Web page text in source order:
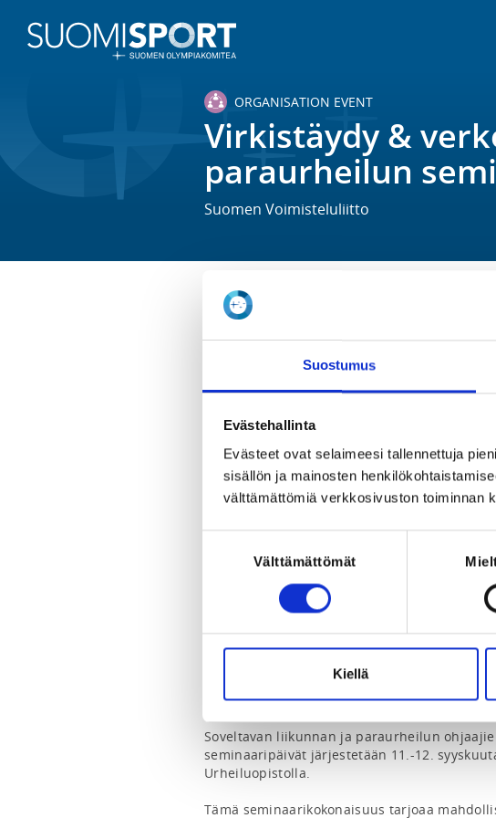
Suostumus
Evästehallinta
Evästeet ovat selaimeesi tallennettuja
sisällön ja mainosten
välttämättömiä verkkosivuston toiminnan
Välttämättömät
Kiellä
ORGANISATION EVENT
Virkistäydy &
paraurheilun
Suomen Voimisteluliitto
TIME
Fr 11.9.2026 -Sa 12.9.2026
LOCATION
View map
LOCALITY
Lohja
REGISTRATION PERIOD
Sini Mattila
Soveltavan liikunnan ja paraurheilun
seminaaripäivät järjestetään 11.-12.
Urheiluopistolla.
Tämä seminaarikokonaisuus tarjoaa